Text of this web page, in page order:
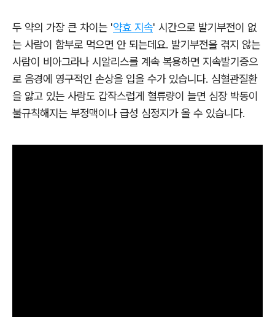
두 약의 가장 큰 차이는 '약효 지속' 시간으로 발기부전이 없
는 사람이 함부로 먹으면 안 되는데요. 발기부전을 겪지 않는
사람이 비아그라나 시알리스를 계속 복용하면 지속발기증으
로 음경에 영구적인 손상을 입을 수가 있습니다. 심혈관질환
을 앓고 있는 사람도 갑작스럽게 혈류량이 늘면 심장 박동이
불규칙해지는 부정맥이나 급성 심정지가 올 수 있습니다.